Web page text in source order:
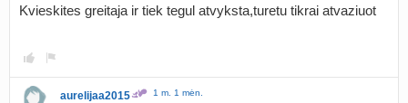
Kvieskites greitaja ir tiek tegul atvyksta,turetu tikrai atvaziuot
aurelijaa2015 1 m. 1 mėn.